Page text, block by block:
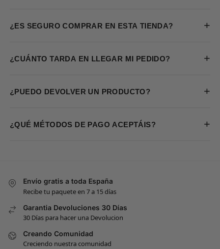
¿ES SEGURO COMPRAR EN ESTA TIENDA? +
¿CUÁNTO TARDA EN LLEGAR MI PEDIDO? +
¿PUEDO DEVOLVER UN PRODUCTO? +
¿QUÉ MÉTODOS DE PAGO ACEPTÁIS? +
Envío gratis a toda España
Recibe tu paquete en 7 a 15 días
Garantia Devoluciones 30 Días
30 Días para hacer una Devolucion
Creando Comunidad
Creciendo nuestra comunidad